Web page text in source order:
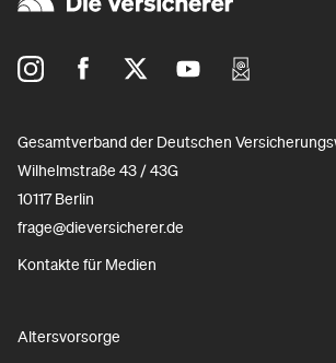
Gesamtverband der Deutschen
Wilhelmstraße 43 / 43G
10117 Berlin
frage@dieversicherer.de
Kontakte für Medien
Altersvorsorge